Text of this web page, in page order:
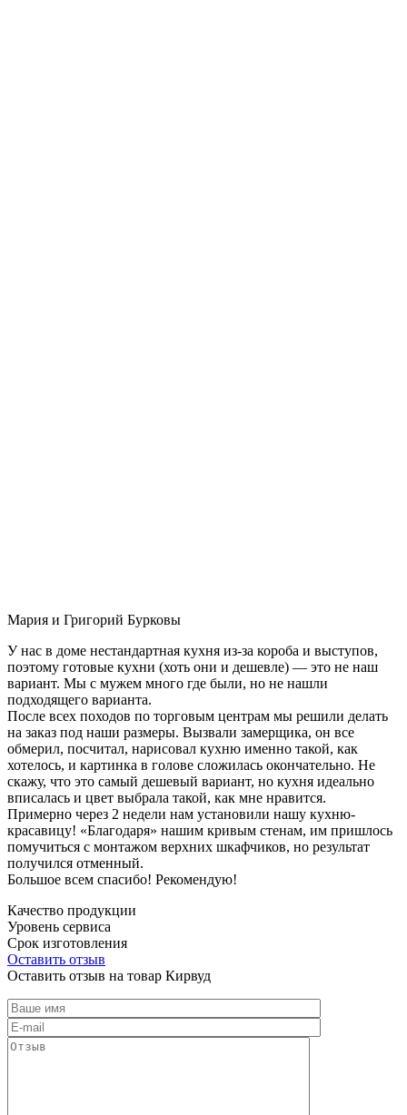
Мария и Григорий Бурковы
У нас в доме нестандартная кухня из-за короба и выступов,
поэтому готовые кухни (хоть они и дешевле) — это не наш
вариант. Мы с мужем много где были, но не нашли
подходящего варианта.
После всех походов по торговым центрам мы решили делать
на заказ под наши размеры. Вызвали замерщика, он все
обмерил, посчитал, нарисовал кухню именно такой, как
хотелось, и картинка в голове сложилась окончательно. Не
скажу, что это самый дешевый вариант, но кухня идеально
вписалась и цвет выбрала такой, как мне нравится.
Примерно через 2 недели нам установили нашу кухню-
красавицу! «Благодаря» нашим кривым стенам, им пришлось
помучиться с монтажом верхних шкафчиков, но результат
получился отменный.
Большое всем спасибо! Рекомендую!
Качество продукции
Уровень сервиса
Срок изготовления
Оставить отзыв
Оставить отзыв на товар Кирвуд